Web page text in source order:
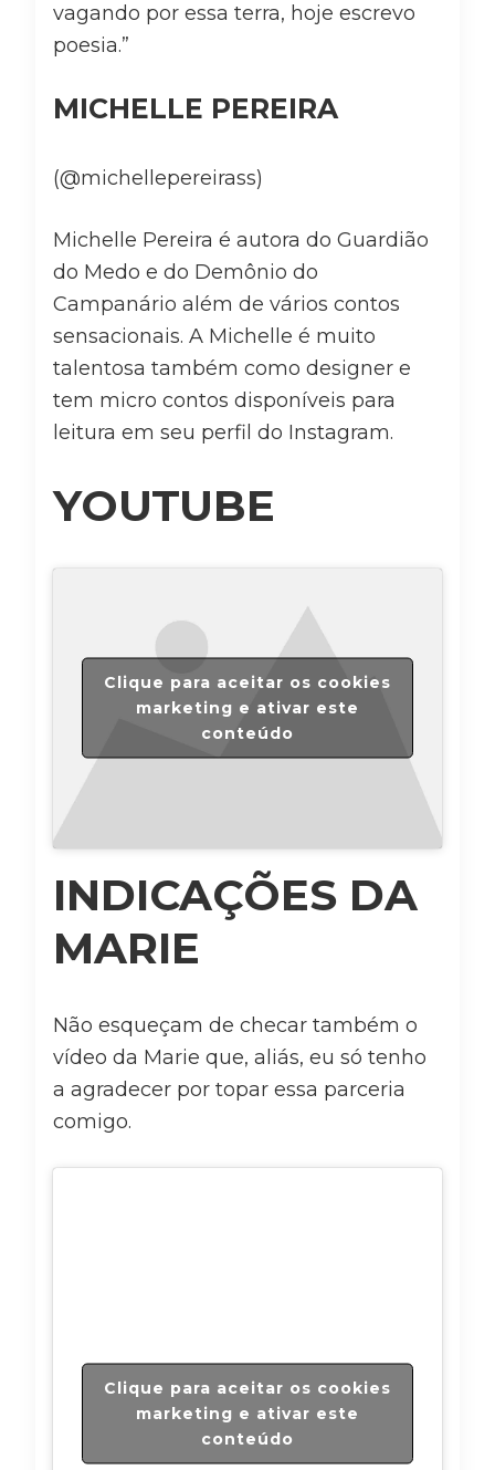
vagando por essa terra, hoje escrevo
poesia.”
MICHELLE PEREIRA
(@michellepereirass)
Michelle Pereira é autora do Guardião
do Medo e do Demônio do
Campanário além de vários contos
sensacionais. A Michelle é muito
talentosa também como designer e
tem micro contos disponíveis para
leitura em seu perfil do Instagram.
YOUTUBE
Clique para aceitar os cookies
marketing e ativar este
conteúdo
INDICAÇÕES DA
MARIE
Não esqueçam de checar também o
vídeo da Marie que, aliás, eu só tenho
a agradecer por topar essa parceria
comigo.
Clique para aceitar os cookies
marketing e ativar este
conteúdo